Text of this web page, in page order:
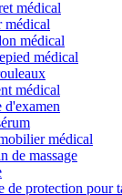
médical
médical
médical
médical
médical
d'examen
médical
de massage
de protection pour